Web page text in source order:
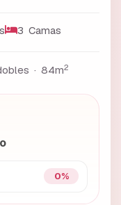
3 Camas
· 84m2
0%